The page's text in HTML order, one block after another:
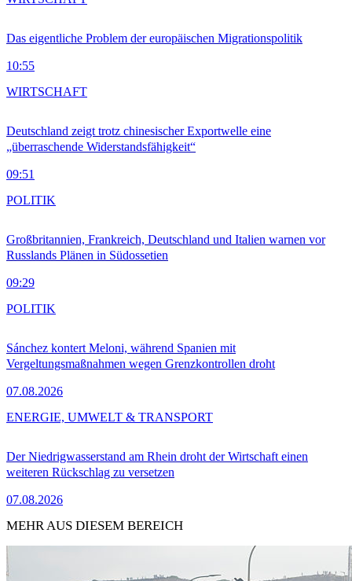
Das eigentliche Problem der europäischen Migrationspolitik
10:55
Deutschland zeigt trotz chinesischer Exportwelle eine
„überraschende Widerstandsfähigkeit“
09:51
WIRTSCHAFT
Großbritannien, Frankreich, Deutschland und Italien warnen vor
Russlands Plänen in Südossetien
09:29
POLITIK
Sánchez kontert Meloni, während Spanien mit
Vergeltungsmaßnahmen wegen Grenzkontrollen droht
07.08.2026
POLITIK
Der Niedrigwasserstand am Rhein droht der Wirtschaft einen
weiteren Rückschlag zu versetzen
07.08.2026
ENERGIE, UMWELT & TRANSPORT
MEHR AUS DIESEM BEREICH